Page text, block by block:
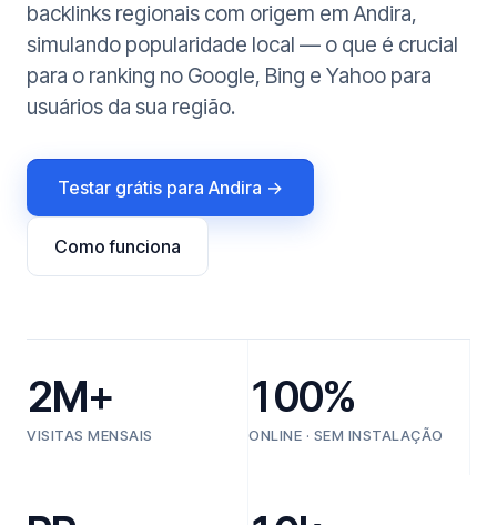
backlinks regionais com origem em Andira,
simulando popularidade local — o que é crucial
para o ranking no Google, Bing e Yahoo para
usuários da sua região.
Testar grátis para Andira →
Como funciona
2M+
VISITAS MENSAIS
100%
ONLINE · SEM INSTALAÇÃO